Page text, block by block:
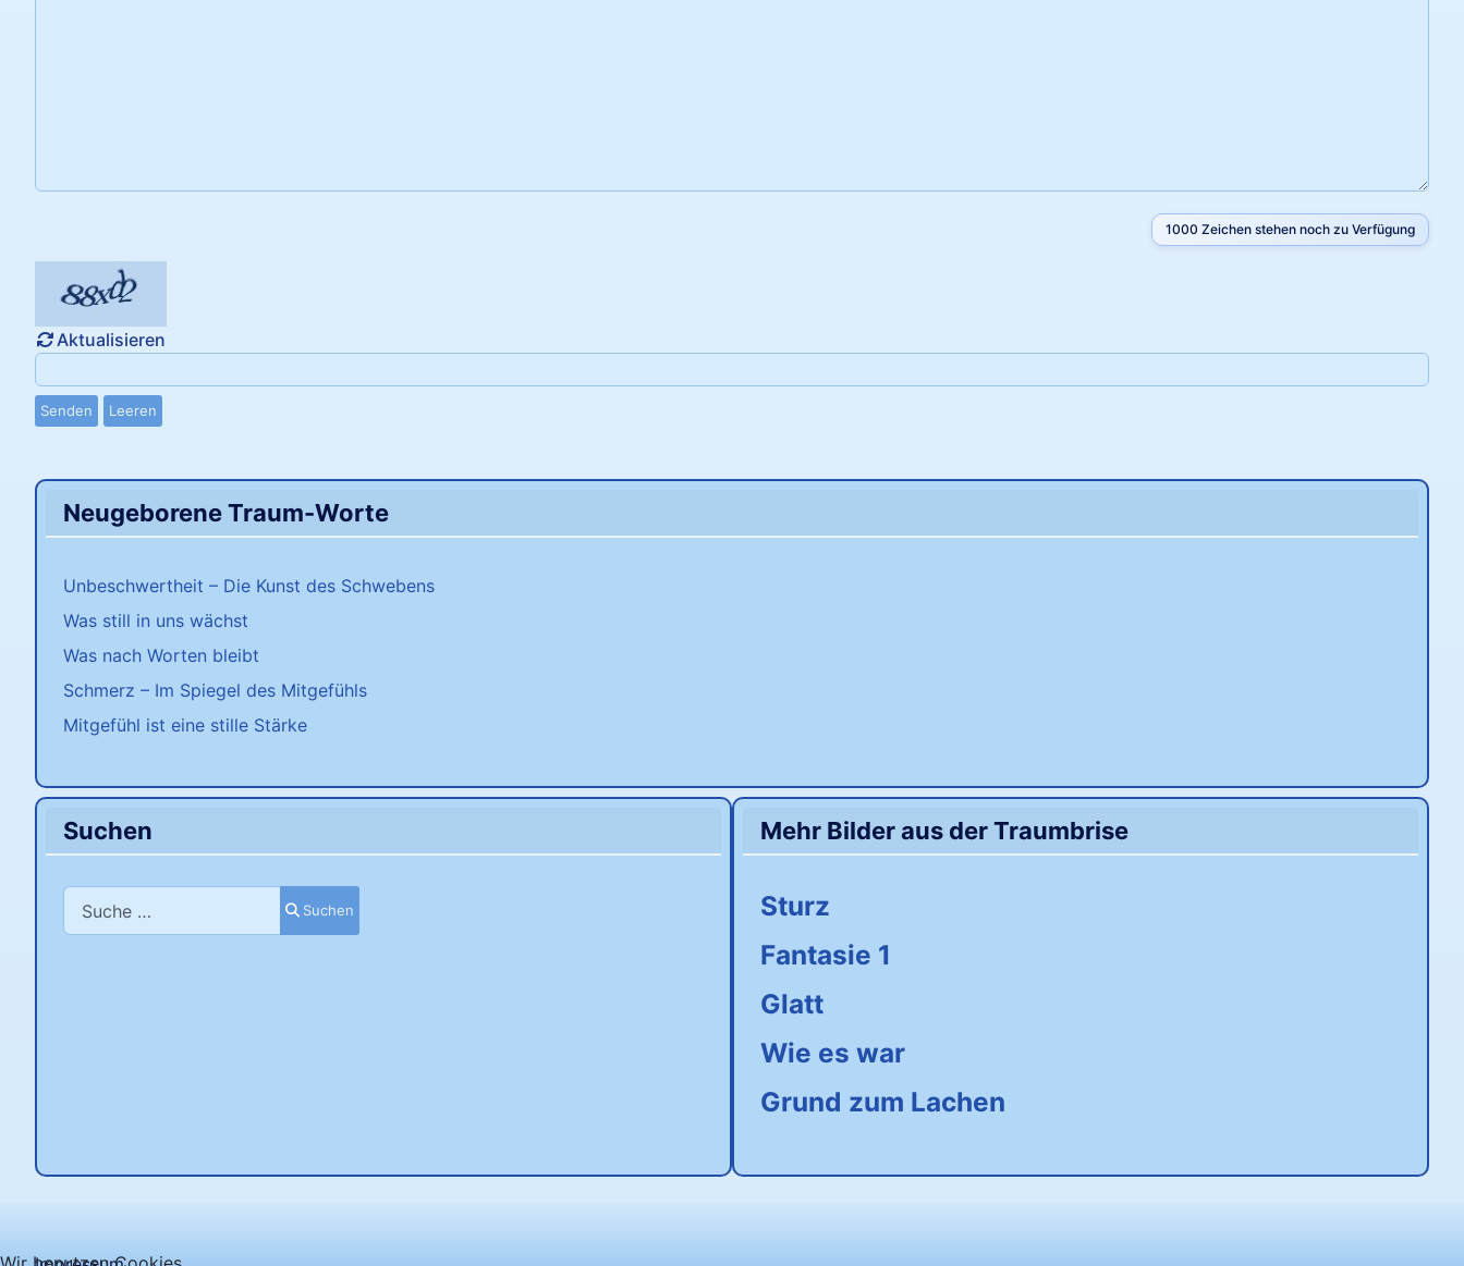
1000 Zeichen stehen noch zu Verfügung
Aktualisieren
Senden Leeren
Neugeborene Traum-Worte
Unbeschwertheit – Die Kunst des Schwebens
Was still in uns wächst
Was nach Worten bleibt
Schmerz – Im Spiegel des Mitgefühls
Mitgefühl ist eine stille Stärke
Suchen
Suchen
Suchen
Mehr Bilder aus der Traumbrise
Sturz
Fantasie 1
Glatt
Wie es war
Grund zum Lachen